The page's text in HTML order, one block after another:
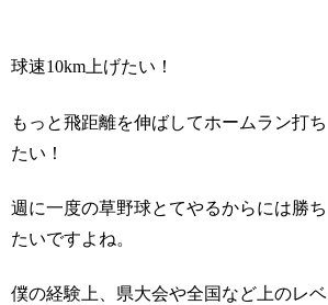
球速10km上げたい！
もっと飛距離を伸ばしてホームラン打ち
たい！
週に一度の草野球とてやるからには勝ち
たいですよね。
僕の経験上、県大会や全国など上のレベ